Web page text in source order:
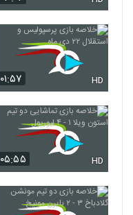
۰۱:۵۷ HD
۰۵:۵۵ HD